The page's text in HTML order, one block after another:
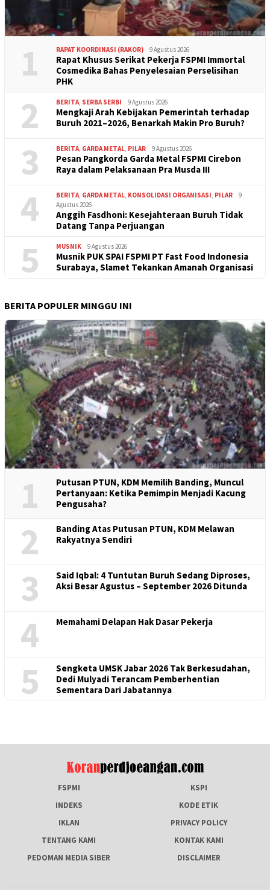
1 RAPAT KOORDINASI (RAKOR) 9 Agustus 2026
Rapat Khusus Serikat Pekerja FSPMI Immortal
Cosmedika Bahas Penyelesaian Perselisihan
PHK
2 BERITA, SERBA SERBI 9 Agustus 2026
Mengkaji Arah Kebijakan Pemerintah terhadap
Buruh 2021–2026, Benarkah Makin Pro Buruh?
3 BERITA, GARDA METAL, PILAR 9 Agustus 2026
Pesan Pangkorda Garda Metal FSPMI Cirebon
Raya dalam Pelaksanaan Pra Musda III
4 BERITA, GARDA METAL, KONSOLIDASI ORGANISASI, PILAR
9
Agustus 2026
Anggih Fasdhoni: Kesejahteraan Buruh Tidak
Datang Tanpa Perjuangan
5 MUSNIK 9 Agustus 2026
Musnik PUK SPAI FSPMI PT Fast Food Indonesia
Surabaya, Slamet Tekankan Amanah Organisasi
BERITA POPULER MINGGU INI
1
Putusan PTUN, KDM Memilih Banding, Muncul
Pertanyaan: Ketika Pemimpin Menjadi Kacung
Pengusaha?
2
Banding Atas Putusan PTUN, KDM Melawan
Rakyatnya Sendiri
3
Said Iqbal: 4 Tuntutan Buruh Sedang Diproses,
Aksi Besar Agustus – September 2026 Ditunda
4 Memahami Delapan Hak Dasar Pekerja
5
Sengketa UMSK Jabar 2026 Tak Berkesudahan,
Dedi Mulyadi Terancam Pemberhentian
Sementara Dari Jabatannya
FSPMI
KSPI
INDEKS
KODE ETIK
IKLAN
PRIVACY POLICY
TENTANG KAMI
KONTAK KAMI
PEDOMAN MEDIA SIBER
DISCLAIMER